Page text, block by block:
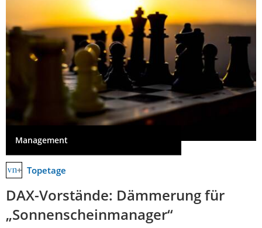
Management
Topetage
DAX-Vorstände: Dämmerung für
„Sonnenscheinmanager“